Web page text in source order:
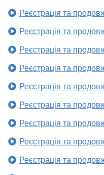
Реєстрація та
Реєстрація та
Реєстрація та
Реєстрація та
Реєстрація та
Реєстрація та
Реєстрація та
Реєстрація та
Реєстрація та